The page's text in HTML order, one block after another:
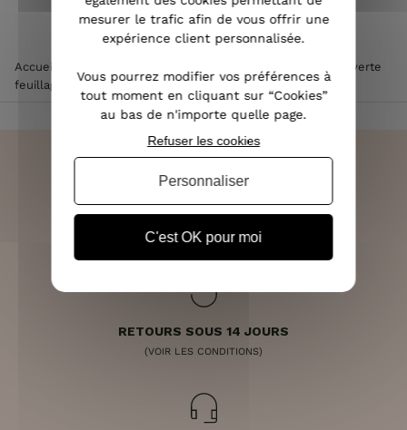
Accueil
Robe droite verte
feuillages briques et blancs liseré doré
LIVRAISON RAPIDE
OFFERTE DÈS 70€
RETOURS SOUS 14 JOURS
(VOIR LES CONDITIONS)
mesurer le trafic afin de vous offrir une
expérience client personnalisée.
Vous pourrez modifier vos préférences à
tout moment en cliquant sur “Cookies”
au bas de n'importe quelle page.
C'est OK pour moi
Refuser les cookies
Personnaliser